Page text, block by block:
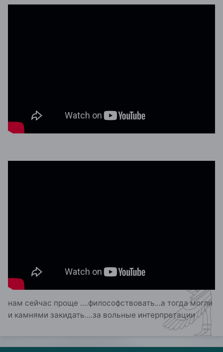
нам сейчас проще ....философствовать...а тогда могли
и камнями закидать....за вольные интерпретации